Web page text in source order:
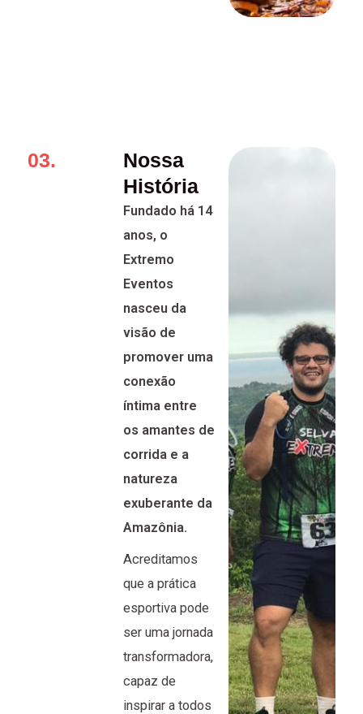
03.
Nossa
História
Fundado há 14
anos, o
Extremo
Eventos
nasceu da
visão de
promover uma
conexão
íntima entre
os amantes de
corrida e a
natureza
exuberante da
Amazônia.
Acreditamos
que a prática
esportiva pode
ser uma jornada
transformadora,
capaz de
inspirar a todos